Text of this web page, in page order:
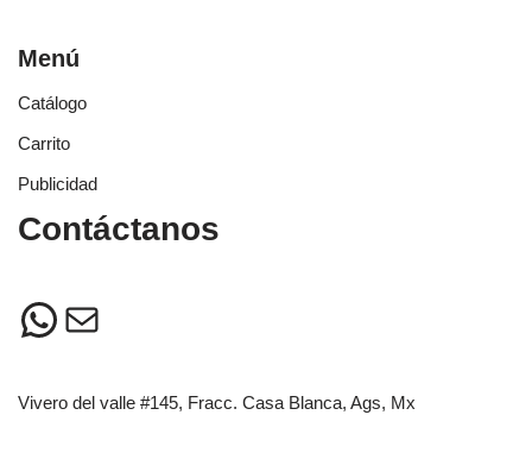
Menú
Catálogo
Carrito
Publicidad
Contáctanos
Vivero del valle #145, Fracc. Casa Blanca, Ags, Mx